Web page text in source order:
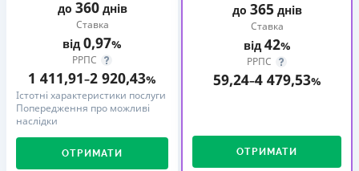
до 360днів
Ставка
від 0,97%
РРПС
1 411,91–2 920,43%
Істотні характеристики послуги
Попередження про можливі
наслідки
ОТРИМАТИ
до 365днів
Ставка
від 42%
РРПС
59,24–4 479,53%
ОТРИМАТИ